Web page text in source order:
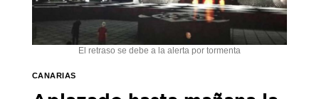
El retraso se debe a la alerta por tormenta
CANARIAS